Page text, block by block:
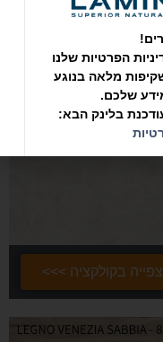
בקולקציה >>>
הפרטיות שלנו
מלאה בנוגע
שלכם.
בלינק הבא: